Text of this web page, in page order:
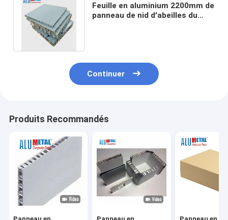
Feuille en aluminium 2200mm de
panneau de nid d'abeilles du
Continuer
Produits Recommandés